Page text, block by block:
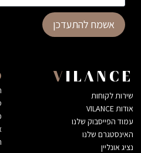
אשמח להתעדכן
VILANCE
שירות לקוחות
אודות VILANCE
עמוד הפייסבוק שלנו
האינסטגרם שלנו
נציג אונליין